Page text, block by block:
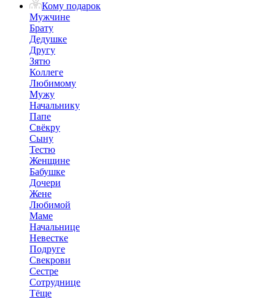
Кому подарок
Мужчине
Брату
Дедушке
Другу
Зятю
Коллеге
Любимому
Мужу
Начальнику
Папе
Свёкру
Сыну
Тестю
Женщине
Бабушке
Дочери
Жене
Любимой
Маме
Начальнице
Невестке
Подруге
Свекрови
Сестре
Сотруднице
Тёще